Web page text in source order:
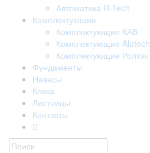
Автоматика R-Tech
Комплектующие
Комплектующие КАВ
Комплектующие Alutech
Комплектующие Ролтэк
Фундаменты
Навесы
Ковка
Лестницы
Контакты